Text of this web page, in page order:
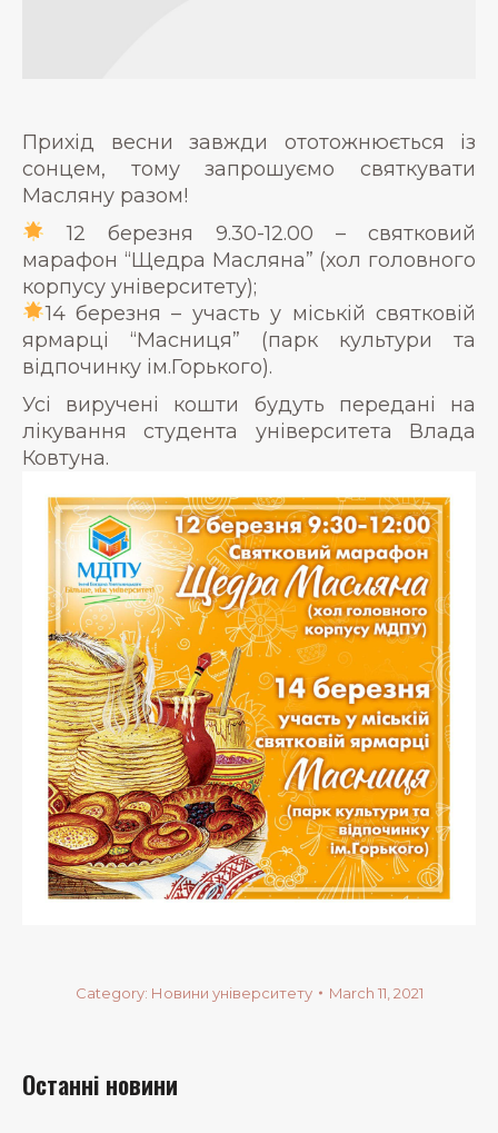
Прихід весни завжди ототожнюється із
сонцем, тому запрошуємо святкувати
Масляну разом!
12 березня 9.30-12.00 – святковий
марафон “Щедра Масляна” (хол головного
корпусу університету);
14 березня – участь у міській святковій
ярмарці “Масниця” (парк культури та
відпочинку ім.Горького).
Усі виручені кошти будуть передані на
лікування студента університета Влада
Ковтуна.
Category: Новини університету March 11, 2021
Останні новини